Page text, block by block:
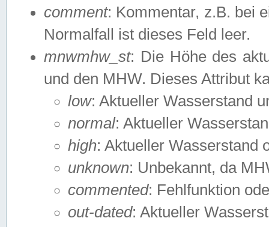
comment: Kommentar, z.B. bei
Normalfall ist dieses Feld leer.
mnwmhw_st: Die Höhe des
und den MHW. Dieses Attribut
low: Aktueller Wasserstand
normal: Aktueller
high: Aktueller Wasserstand
unknown: Unbekannt, da
commented: Fehlfunktion
out-dated: Aktueller